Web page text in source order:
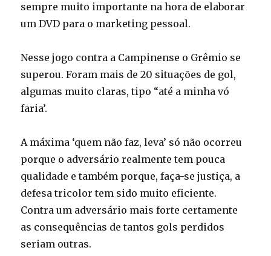
sempre muito importante na hora de elaborar
um DVD para o marketing pessoal.
Nesse jogo contra a Campinense o Grêmio se
superou. Foram mais de 20 situações de gol,
algumas muito claras, tipo “até a minha vó
faria’.
A máxima ‘quem não faz, leva’ só não ocorreu
porque o adversário realmente tem pouca
qualidade e também porque, faça-se justiça, a
defesa tricolor tem sido muito eficiente.
Contra um adversário mais forte certamente
as consequências de tantos gols perdidos
seriam outras.